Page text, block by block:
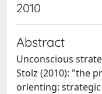
2010
Abstract
Unconscious
Stolz (2010): "the
orienting: